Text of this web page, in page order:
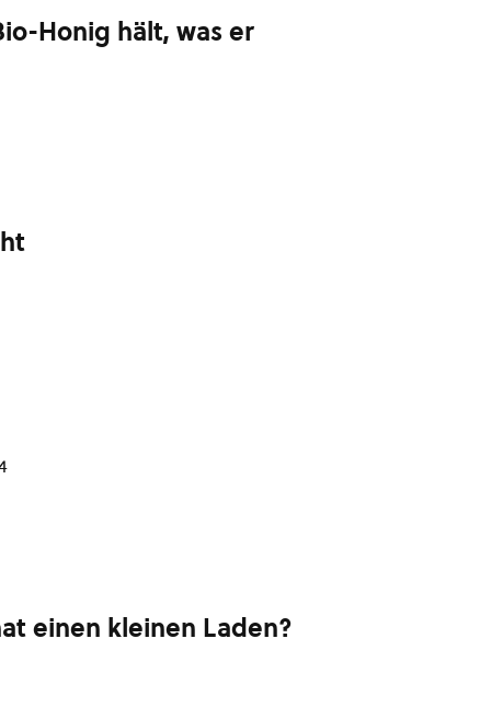
Honig hält, was er
einen kleinen Laden?